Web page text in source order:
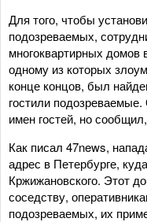
Для того, чтобы
подозреваемых,
многоквартирных домов
одному из которых
конце концов, был
гостили
имен гостей, но
Как писал 47news,
адрес в Петербурге,
Кржижановского. Этот
соседству,
подозреваемых, их